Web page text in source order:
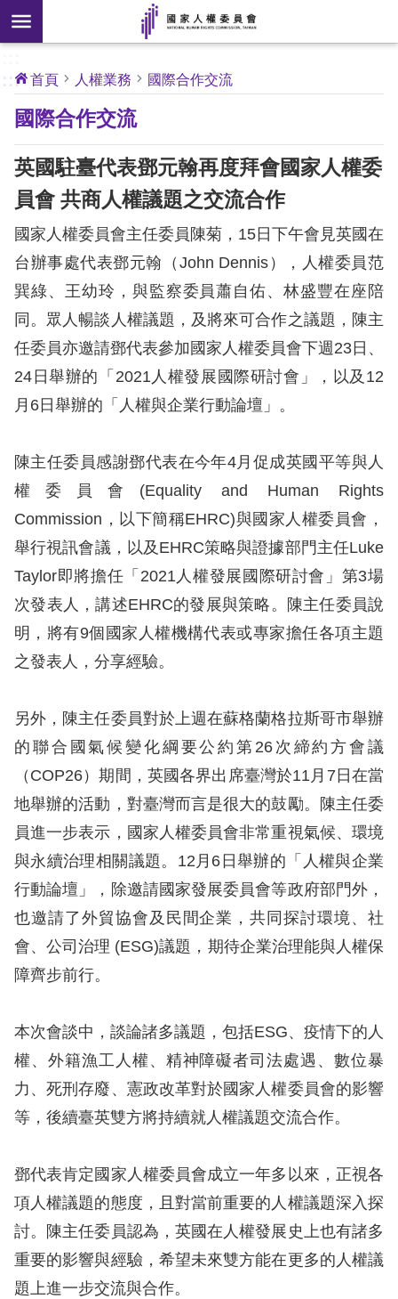
前往主要內容區塊
搜
尋
開
]
核
心
人
權
公
約
關
於
本
會
新
消
息
人
業
務
核
心
人
權
公
陳
情
申
訴
人
資
料
庫
障
快
捷
鍵
選
擇
語
:::
首頁 人權業務 國際合作交流
國際合作交流
英國駐臺代表鄧元翰再度拜會國家人權委
員會 共商人權議題之交流合作
國家人權委員會主任委員陳菊，15日下午會見英國在
台辦事處代表鄧元翰（John Dennis），人權委員范
巽綠、王幼玲，與監察委員蕭自佑、林盛豐在座陪
同。眾人暢談人權議題，及將來可合作之議題，陳主
任委員亦邀請鄧代表參加國家人權委員會下週23日、
24日舉辦的「2021人權發展國際研討會」，以及12
月6日舉辦的「人權與企業行動論壇」。
陳主任委員感謝鄧代表在今年4月促成英國平等與人
權委員會(Equality and Human Rights
Commission，以下簡稱EHRC)與國家人權委員會，
舉行視訊會議，以及EHRC策略與證據部門主任Luke
Taylor即將擔任「2021人權發展國際研討會」第3場
次發表人，講述EHRC的發展與策略。陳主任委員說
明，將有9個國家人權機構代表或專家擔任各項主題
之發表人，分享經驗。
另外，陳主任委員對於上週在蘇格蘭格拉斯哥市舉辦
的聯合國氣候變化綱要公約第26次締約方會議
（COP26）期間，英國各界出席臺灣於11月7日在當
地舉辦的活動，對臺灣而言是很大的鼓勵。陳主任委
員進一步表示，國家人權委員會非常重視氣候、環境
與永續治理相關議題。12月6日舉辦的「人權與企業
行動論壇」，除邀請國家發展委員會等政府部門外，
也邀請了外貿協會及民間企業，共同探討環境、社
會、公司治理 (ESG)議題，期待企業治理能與人權保
障齊步前行。
本次會談中，談論諸多議題，包括ESG、疫情下的人
權、外籍漁工人權、精神障礙者司法處遇、數位暴
力、死刑存廢、憲政改革對於國家人權委員會的影響
等，後續臺英雙方將持續就人權議題交流合作。
鄧代表肯定國家人權委員會成立一年多以來，正視各
項人權議題的態度，且對當前重要的人權議題深入探
討。陳主任委員認為，英國在人權發展史上也有諸多
重要的影響與經驗，希望未來雙方能在更多的人權議
題上進一步交流與合作。